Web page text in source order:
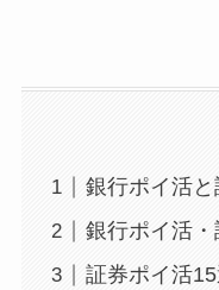
銀行ポイ活
銀行ポイ活
証券ポイ活